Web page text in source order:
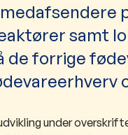
samt
de forrige
under